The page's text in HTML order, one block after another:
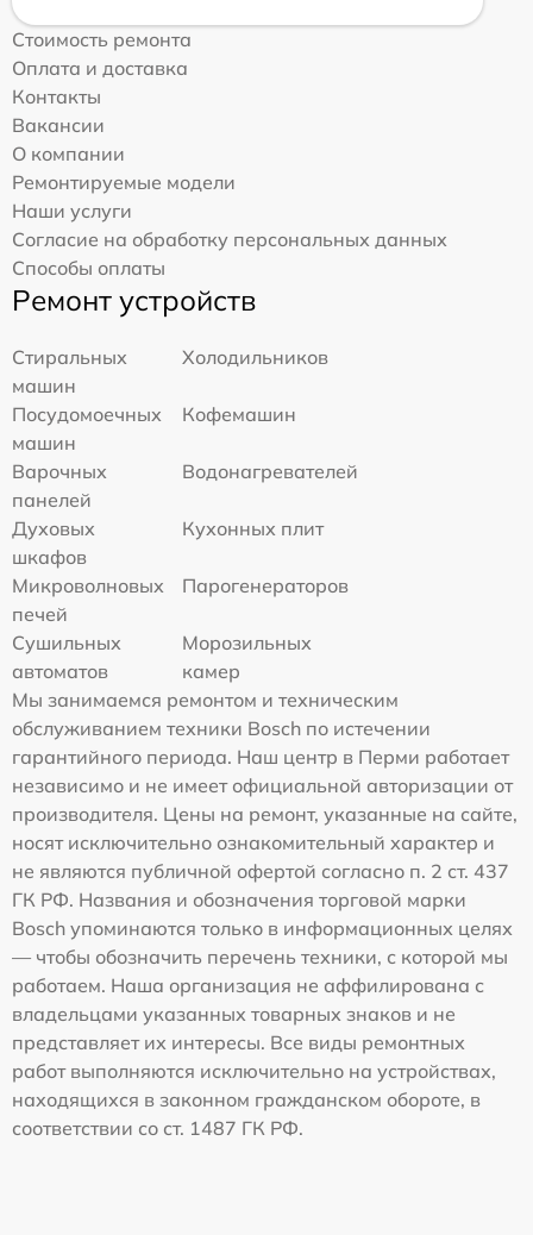
Стоимость ремонта
Оплата и доставка
Контакты
Вакансии
О компании
Ремонтируемые модели
Наши услуги
Согласие на обработку персональных данных
Способы оплаты
Ремонт устройств
Стиральных
машин
Холодильников
Посудомоечных
машин
Кофемашин
Варочных
панелей
Водонагревателей
Духовых
шкафов
Кухонных плит
Микроволновых
печей
Парогенераторов
Сушильных
автоматов
Морозильных
камер
Мы занимаемся ремонтом и техническим
обслуживанием техники Bosch по истечении
гарантийного периода. Наш центр в Перми работает
независимо и не имеет официальной авторизации от
производителя. Цены на ремонт, указанные на сайте,
носят исключительно ознакомительный характер и
не являются публичной офертой согласно п. 2 ст. 437
ГК РФ. Названия и обозначения торговой марки
Bosch упоминаются только в информационных целях
— чтобы обозначить перечень техники, с которой мы
работаем. Наша организация не аффилирована с
владельцами указанных товарных знаков и не
представляет их интересы. Все виды ремонтных
работ выполняются исключительно на устройствах,
находящихся в законном гражданском обороте, в
соответствии со ст. 1487 ГК РФ.